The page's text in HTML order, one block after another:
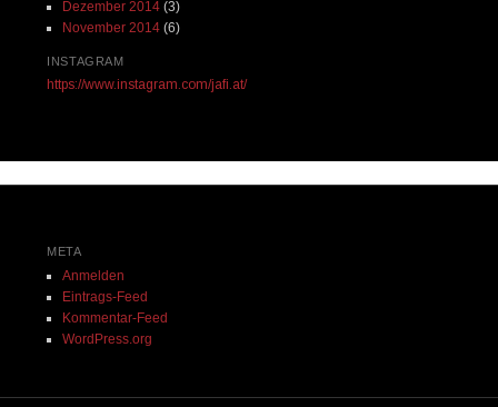
Dezember 2014(3)
November 2014(6)
INSTAGRAM
https://www.instagram.com/jafi.at/
META
Anmelden
Eintrags-Feed
Kommentar-Feed
WordPress.org